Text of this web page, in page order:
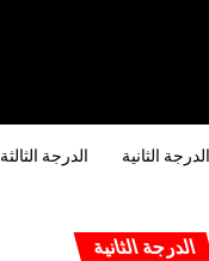
الدرجة الثانية الدرجة الثالثة
الدرجة الثانية